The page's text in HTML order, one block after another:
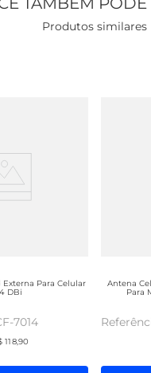
Produtos similares
Para Celular
DBi
7014
118,90
Antena
Para